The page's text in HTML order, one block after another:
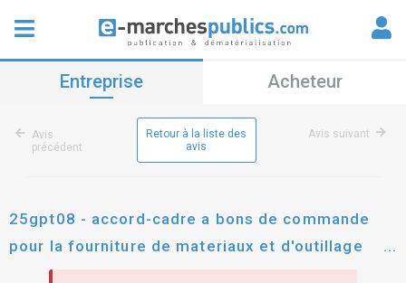
Entreprise Acheteur
Avis
précédent
Retour à la liste des
avis
Avis suivant
25gpt08 - accord-cadre a bons de commande
pour la fourniture de materiaux et d'outillage
pour les directions de la metropole toulon